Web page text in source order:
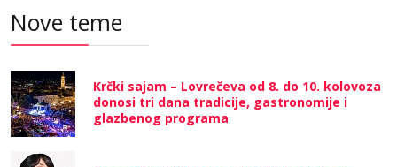
Nove teme
Krčki sajam – Lovrečeva od 8. do 10. kolovoza
donosi tri dana tradicije, gastronomije i
glazbenog programa